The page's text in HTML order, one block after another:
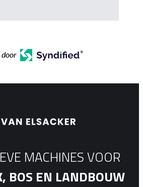
door
MACHINES VOOR
BOS EN LANDBOUW